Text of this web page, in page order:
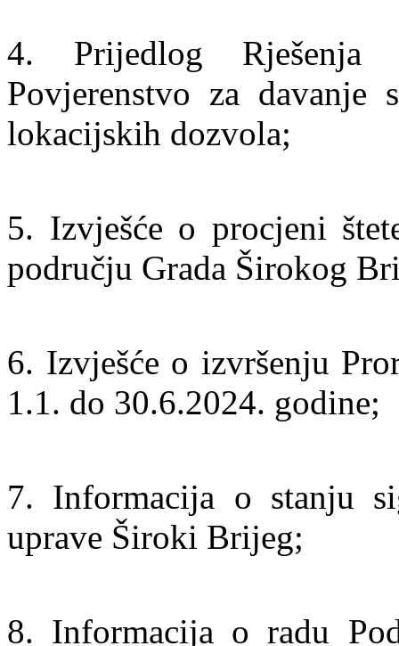
4. Prijedlog Rješenja
Povjerenstvo za davanje
lokacijskih dozvola;
5. Izvješće o procjeni
području Grada Širokog
6. Izvješće o izvršenju
1.1. do 30.6.2024. godine;
7. Informacija o stanju
uprave Široki Brijeg;
8. Informacija o radu